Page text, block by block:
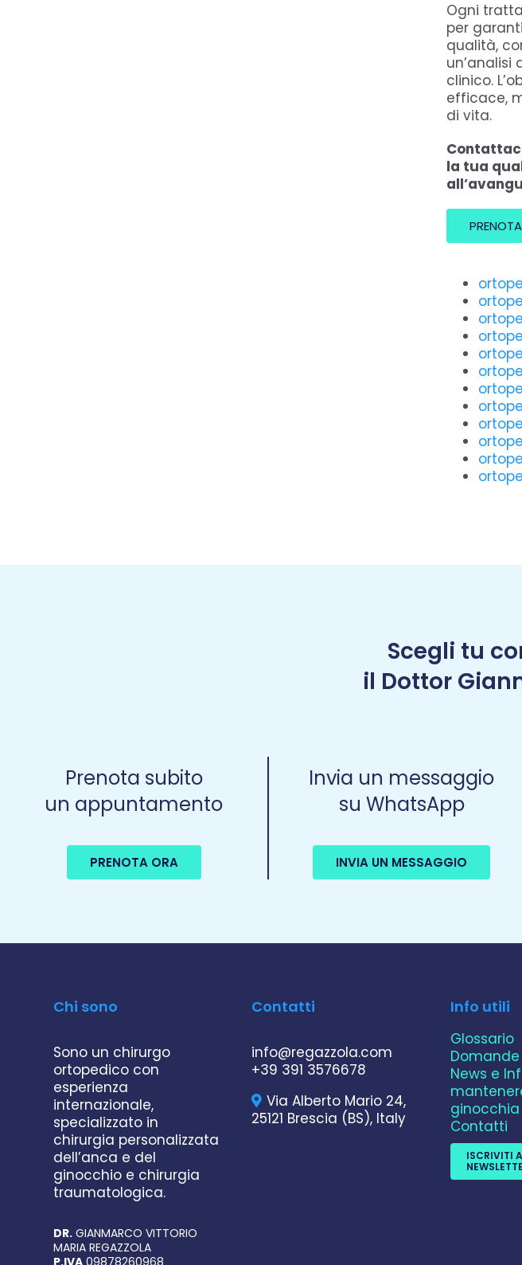
Ogni
per
qualità,
clinico.
efficace,
di vita.
la tua
Scegli tu
il Dottor
Prenota subito
un appuntamento
PRENOTA ORA
Invia un messaggio
su WhatsApp
INVIA UN MESSAGGIO
Chi sono
Sono un chirurgo
ortopedico con
esperienza
internazionale,
specializzato in
chirurgia personalizzata
dell’anca e del
ginocchio e chirurgia
traumatologica.
DR. GIANMARCO VITTORIO
MARIA REGAZZOLA
P.IVA 09878260968
Contatti
info@regazzola.com
+39 391 3576678
Via Alberto Mario 24,
25121 Brescia (BS), Italy
Info utili
Glossario
News e
Contatti
ISCRIVITI